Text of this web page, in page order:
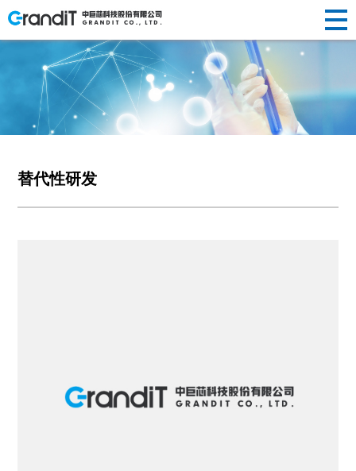
ABOUT US
我们
荣誉资质
产品
造
光纤光棒
R&D
研发
替代性研
前瞻性研
NEWS
新闻
中心
新闻动态
HUMAN
RESOURCES
人力
资源
人才理念
INVESTOR
RELATIONS
投资
者关
系
替代性研发